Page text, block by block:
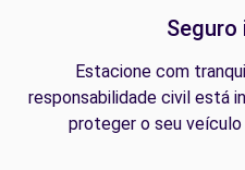
Seguro
Estacione com
responsabilidade civil está
proteger o seu